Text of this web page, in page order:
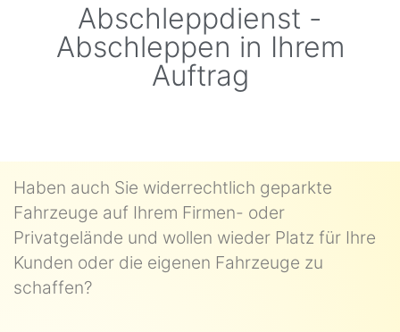
Abschleppdienst -
Abschleppen in Ihrem
Auftrag
Haben auch Sie widerrechtlich geparkte
Fahrzeuge auf Ihrem Firmen- oder
Privatgelände und wollen wieder Platz für Ihre
Kunden oder die eigenen Fahrzeuge zu
schaffen?